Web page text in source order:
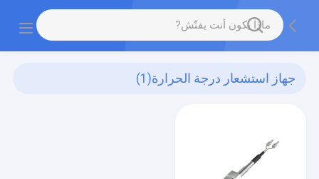
جهاز استشعار درجة الحرارة(1)